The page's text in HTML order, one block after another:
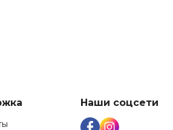
Наши соцсети